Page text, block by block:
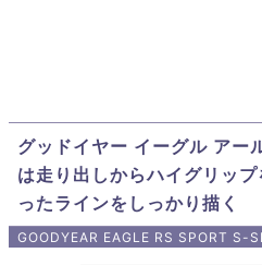
グッドイヤー イーグル アー
は走り出しからハイグリッ
ったラインをしっかり描く
GOODYEAR EAGLE RS SPORT S-